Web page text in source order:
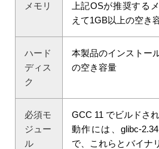
メモリ
上記OSが推奨する
えて1GB以上の空き
ハード
ディス
ク
本製品のインストー
の空き容量
必須モ
ジュー
ル
GCC 11 でビルドされ
動作には、glibc-
で、これらとバイナ